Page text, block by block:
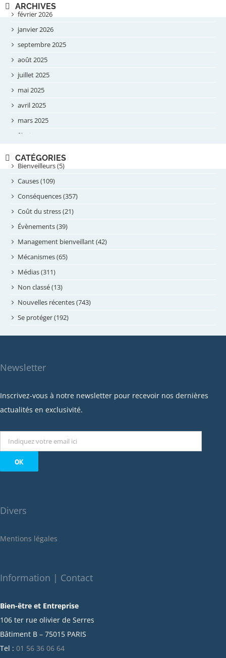
ARCHIVES
février 2026
janvier 2026
septembre 2025
août 2025
juillet 2025
mai 2025
avril 2025
mars 2025
février 2025
septembre 2024
août 2024
juillet 2024
juin 2024
mai 2024
avril 2024
février 2024
janvier 2024
novembre 2023
octobre 2023
septembre 2023
mars 2023
janvier 2023
décembre 2022
octobre 2022
septembre 2022
août 2022
mai 2022
décembre 2021
octobre 2021
juillet 2021
juin 2021
mai 2021
avril 2021
CATÉGORIES
Bienveilleurs (5)
Causes (109)
Conséquences (357)
Coût du stress (21)
Évènements (39)
Management bienveillant (42)
Mécanismes (65)
Médias (311)
Non classé (13)
Nouvelles récentes (743)
Se protéger (192)
Newsletter
Inscrivez-vous à notre newsletter pour recevoir nos dernières
actualités en exclusivité.
Divers
Mentions légales
Information | Contact
Bien-être et Entreprise
106 ter rue olivier de Serres
Bâtiment B – 75015 PARIS
Tel : 01 56 36 06 64